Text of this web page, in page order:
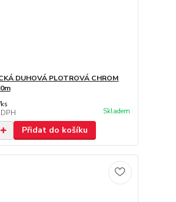
DUHOVÁ PLOTROVÁ CHROM
ks
Skladem
Přidat do košíku